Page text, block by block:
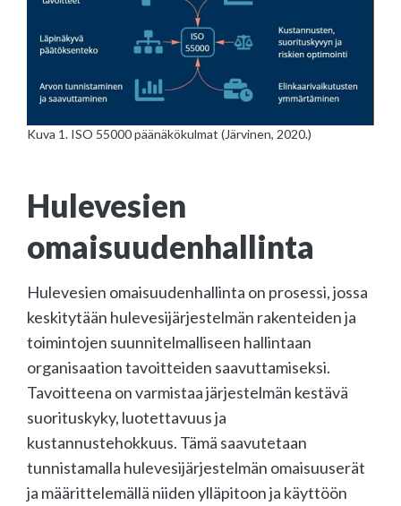
Kuva 1. ISO 55000 päänäkökulmat (Järvinen, 2020.)
Hulevesien
omaisuudenhallinta
Hulevesien omaisuudenhallinta on prosessi, jossa
keskitytään hulevesijärjestelmän rakenteiden ja
toimintojen suunnitelmalliseen hallintaan
organisaation tavoitteiden saavuttamiseksi.
Tavoitteena on varmistaa järjestelmän kestävä
suorituskyky, luotettavuus ja
kustannustehokkuus. Tämä saavutetaan
tunnistamalla hulevesijärjestelmän omaisuuserät
ja määrittelemällä niiden ylläpitoon ja käyttöön